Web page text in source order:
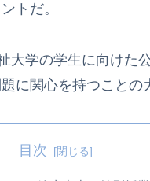
トだ。
大学の学生に向けた
に関心を持つことの
目次